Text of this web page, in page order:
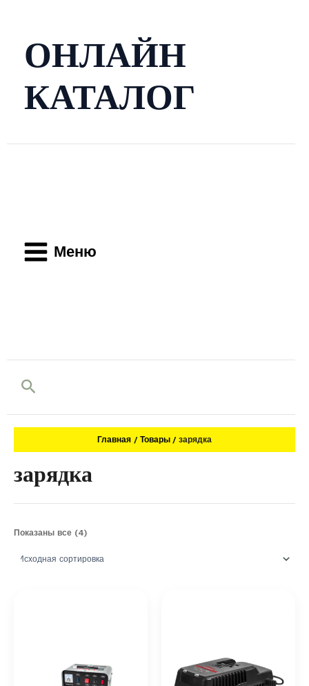
ОНЛАЙН
КАТАЛОГ
Меню
Поиск
Главная Товары зарядка
зарядка
Показаны все (4)